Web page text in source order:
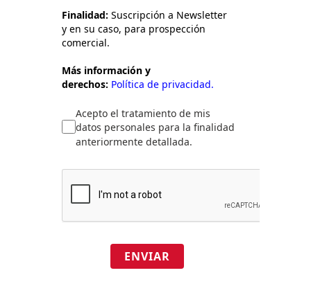
Finalidad: Suscripción a Newsletter
y en su caso, para prospección
comercial.
Más información y
derechos: Política de privacidad.
Acepto el tratamiento de mis
datos personales para la finalidad
anteriormente detallada.
ENVIAR